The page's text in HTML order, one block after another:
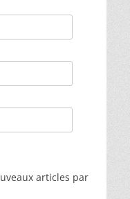
articles par